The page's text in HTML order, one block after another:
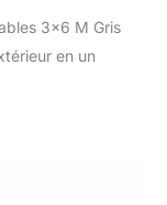
3×6 M Gris
en un